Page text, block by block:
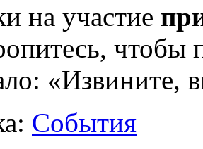
на участие
чтобы
«Извините,
События